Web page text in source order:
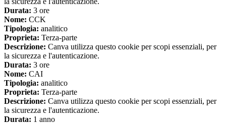
Durata: 3 ore
Nome: CCK
Tipologia: analitico
Proprieta: Terza-parte
Descrizione: Canva utilizza questo cookie per scopi essenziali, per
la sicurezza e l'autenticazione.
Durata: 3 ore
Nome: CAI
Tipologia: analitico
Proprieta: Terza-parte
Descrizione: Canva utilizza questo cookie per scopi essenziali, per
la sicurezza e l'autenticazione.
Durata: 1 anno